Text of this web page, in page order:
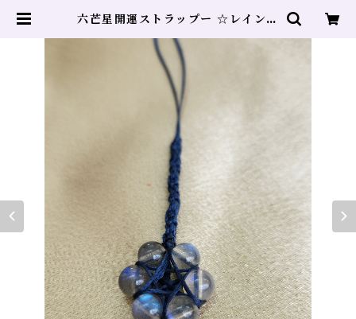
六芒星開運ストラップー ☆レインボ
人関係 | ヒーリングサロン DOLP
HIN